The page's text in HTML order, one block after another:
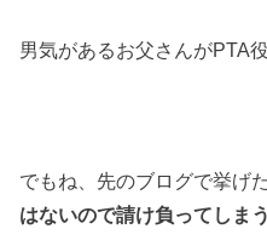
男気があるお父さんがPTA
でもね、先のブログで挙げ
はないので請け負ってしまう